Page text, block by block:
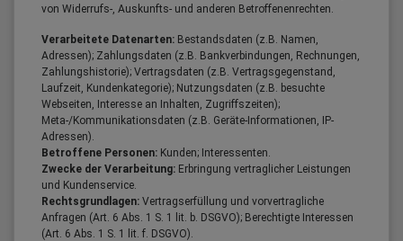
von Widerrufs-, Auskunfts- und anderen Betroffenenrechten.
Verarbeitete Datenarten: Bestandsdaten (z.B. Namen,
Adressen); Zahlungsdaten (z.B. Bankverbindungen, Rechnungen,
Zahlungshistorie); Vertragsdaten (z.B. Vertragsgegenstand,
Laufzeit, Kundenkategorie); Nutzungsdaten (z.B. besuchte
Webseiten, Interesse an Inhalten, Zugriffszeiten);
Meta-/Kommunikationsdaten (z.B. Geräte-Informationen, IP-
Adressen).
Betroffene Personen: Kunden; Interessenten.
Zwecke der Verarbeitung: Erbringung vertraglicher Leistungen
und Kundenservice.
Rechtsgrundlagen: Vertragserfüllung und vorvertragliche
Anfragen (Art. 6 Abs. 1 S. 1 lit. b. DSGVO); Berechtigte Interessen
(Art. 6 Abs. 1 S. 1 lit. f. DSGVO).